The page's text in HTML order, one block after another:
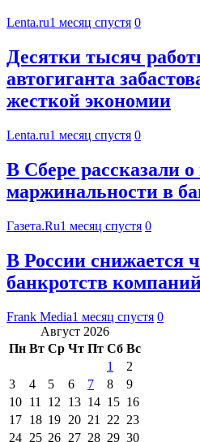
Lenta.ru1 месяц спустя 0
Десятки тысяч
автогиганта
жесткой экономии
Lenta.ru1 месяц спустя 0
В Сбере рассказали
маржинальности в
Газета.Ru1 месяц спустя 0
В России снижается
банкротств
Frank Media1 месяц спустя 0
Август 2026
Пн Вт Ср Чт Пт Сб Вс
1
2
3
4 5 6 7 8
9
10 11 12 13 14 15 16
17 18 19 20 21 22 23
24 25 26 27 28 29 30